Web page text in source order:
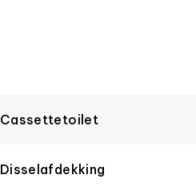
Cassettetoilet
Disselafdekking